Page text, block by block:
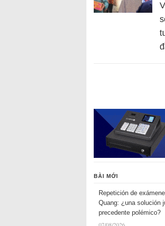
BÀI MỚI
Repetición de
Quang: ¿una solución
precedente polémico?